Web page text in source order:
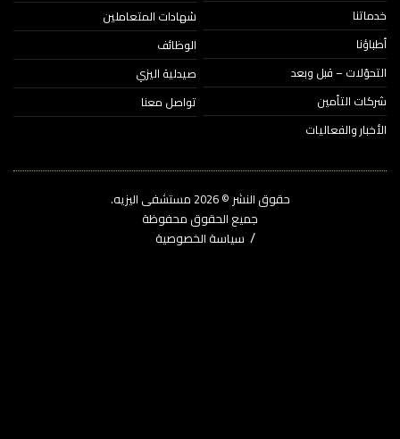
– قبل وبعد
التأمين
والفعاليات
شهادات المتعاملين
الوظائف
صيدلية اليزي
تواصل معنا
حقوق النشر © 2026‎ مستشفى اليزيه.
جميع الحقوق محفوظة
سياسة الخصوصية